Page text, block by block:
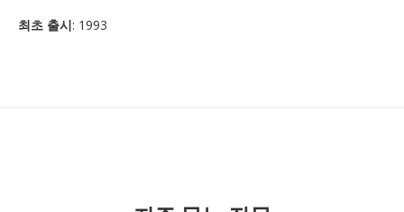
최초 출시: 1993